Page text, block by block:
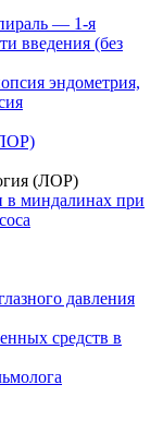
— 1-я
введения (без
эндометрия,
(ЛОР)
миндалинах при
давления
средств в